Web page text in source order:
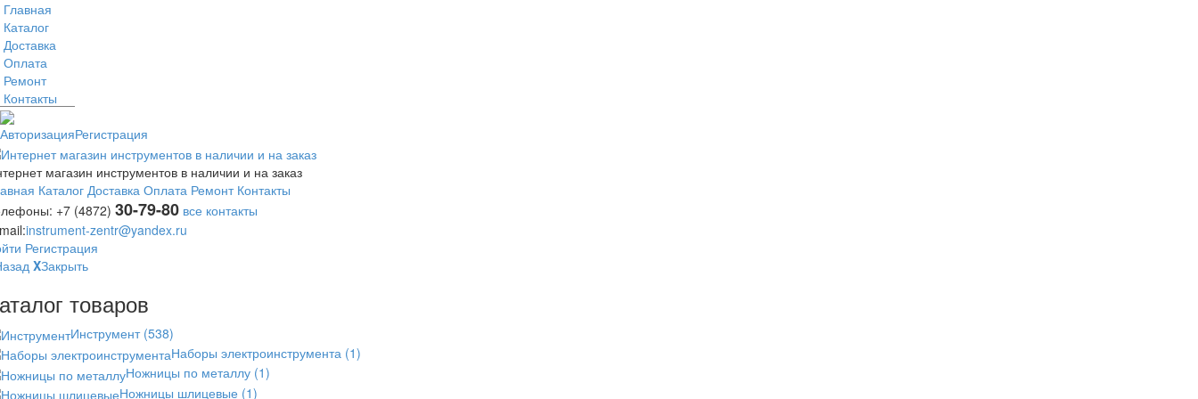
Главная
Каталог
Доставка
Оплата
Ремонт
Контакты
АвторизацияРегистрация
магазин инструментов в наличии и на заказ
Каталог Доставка Оплата Ремонт Контакты
+7 (4872) 30-79-80 все контакты
instrument-zentr@yandex.ru
Регистрация
XЗакрыть
товаров
Инструмент (538)
Наборы электроинструмента (1)
Ножницы по металлу (1)
Ножницы шлицевые (1)